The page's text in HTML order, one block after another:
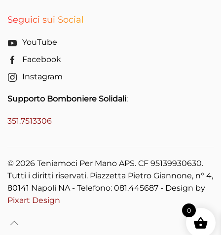
Seguici sui Social
YouTube
Facebook
Instagram
Supporto Bomboniere Solidali:
351.7513306
© 2026 Teniamoci Per Mano APS. CF 95139930630.
Tutti i diritti riservati. Piazzetta Pietro Giannone, n° 4,
80141 Napoli NA - Telefono: 081.445687 - Design by
Pixart Design
0